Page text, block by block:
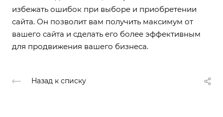
избежать ошибок при выборе и приобретении
сайта. Он позволит вам получить максимум от
вашего сайта и сделать его более эффективным
для продвижения вашего бизнеса.
Назад к списку